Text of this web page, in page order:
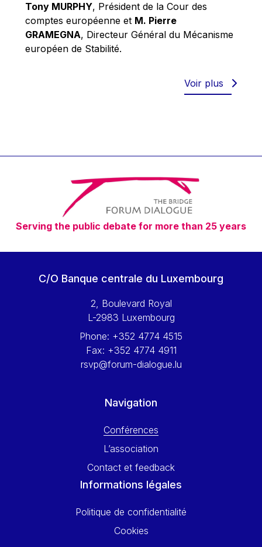
Richard Pelly
Robert Goebbels
Robert REYNDERS
Timothy Radcliffe
Vaclav Klaus
Vassilios Skouris
Vítor Manuel da Silva Caldeira
Viviane Reding
Walter Hagg
Wolfgang Ketterle
Yossi Beillin
Yves FRANCHET
Tony MURPHY, Président de la Cour des
comptes européenne et M. Pierre
GRAMEGNA, Directeur Général du Mécanisme
européen de Stabilité.
Voir plus
Serving the public debate for more than 25 years
C/O Banque centrale du Luxembourg
2, Boulevard Royal
L-2983 Luxembourg
Phone: +352 4774 4515
Fax: +352 4774 4911
rsvp@forum-dialogue.lu
Navigation
Conférences
L’association
Contact et feedback
Informations légales
Politique de confidentialité
Cookies